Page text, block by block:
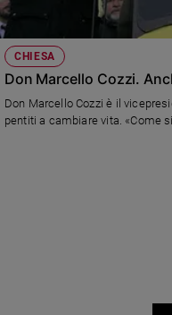
CHIESA
Don Marcello Cozzi.
Don Marcello Cozzi è il
pentiti a cambiare vita. «Come